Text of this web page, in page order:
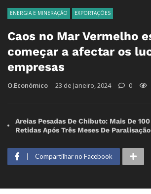
ENERGIA E MINERAÇÃO EXPORTAÇÕES
Caos no Mar Vermelho
começar a afectar os
empresas
O.Económico 23 de Janeiro, 2024 0
Areias Pesadas De Chibuto: Mais De
Retidas Após Três Meses De Paralisação
Compartilhar no Facebook